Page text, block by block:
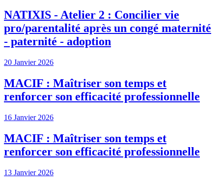
NATIXIS - Atelier 2 : Concilier vie
pro/parentalité après un congé maternité
- paternité - adoption
20 Janvier 2026
MACIF : Maîtriser son temps et
renforcer son efficacité professionnelle
16 Janvier 2026
MACIF : Maîtriser son temps et
renforcer son efficacité professionnelle
13 Janvier 2026